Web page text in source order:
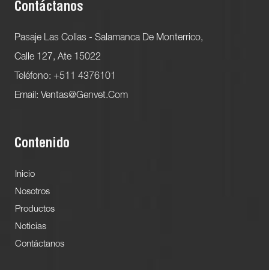
Contáctanos
Pasaje Las Collas - Salamanca De Monterrico,
Calle 127, Ate 15022
Teléfono: +511 4376101
Email: Ventas@genvet.com
Contenido
Inicio
Nosotros
Productos
Noticias
Contáctanos